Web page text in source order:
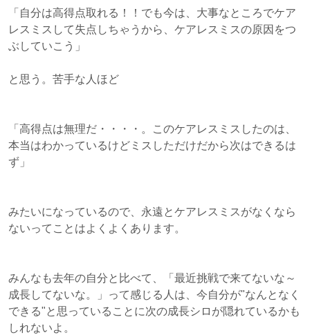
「自分は高得点取れる！！でも今は、大事なところでケア
レスミスして失点しちゃうから、ケアレスミスの原因をつ
ぶしていこう」
と思う。苦手な人ほど
「高得点は無理だ・・・・。このケアレスミスしたのは、
本当はわかっているけどミスしただけだから次はできるは
ず」
みたいになっているので、永遠とケアレスミスがなくなら
ないってことはよくよくあります。
みんなも去年の自分と比べて、「最近挑戦で来てないな～
成長してないな。」って感じる人は、今自分が"なんとなく
できる"と思っていることに次の成長シロが隠れているかも
しれないよ。